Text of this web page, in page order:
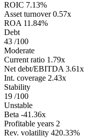
ROIC 7.13%
Asset turnover 0.57x
ROA 11.84%
Debt
43 /100
Moderate
Current ratio 1.79x
Net debt/EBITDA 3.61x
Int. coverage 2.43x
Stability
19 /100
Unstable
Beta -41.36x
Profitable years 2
Rev. volatility 420.33%